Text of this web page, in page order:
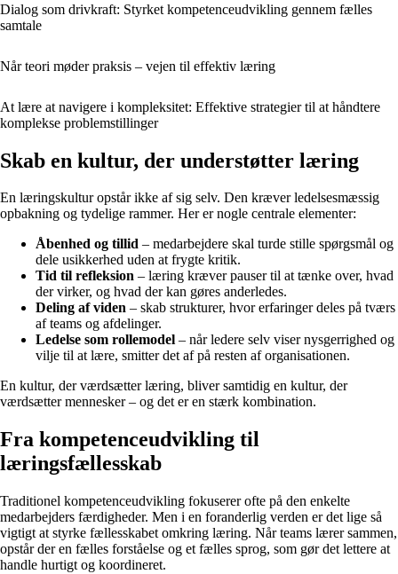
Dialog som drivkraft: Styrket kompetenceudvikling gennem fælles
samtale
Når teori møder praksis – vejen til effektiv læring
At lære at navigere i kompleksitet: Effektive strategier til at håndtere
komplekse problemstillinger
Skab en kultur, der understøtter læring
En læringskultur opstår ikke af sig selv. Den kræver ledelsesmæssig
opbakning og tydelige rammer. Her er nogle centrale elementer:
Åbenhed og tillid – medarbejdere skal turde stille spørgsmål og
dele usikkerhed uden at frygte kritik.
Tid til refleksion – læring kræver pauser til at tænke over, hvad
der virker, og hvad der kan gøres anderledes.
Deling af viden – skab strukturer, hvor erfaringer deles på tværs
af teams og afdelinger.
Ledelse som rollemodel – når ledere selv viser nysgerrighed og
vilje til at lære, smitter det af på resten af organisationen.
En kultur, der værdsætter læring, bliver samtidig en kultur, der
værdsætter mennesker – og det er en stærk kombination.
Fra kompetenceudvikling til
læringsfællesskab
Traditionel kompetenceudvikling fokuserer ofte på den enkelte
medarbejders færdigheder. Men i en foranderlig verden er det lige så
vigtigt at styrke fællesskabet omkring læring. Når teams lærer sammen,
opstår der en fælles forståelse og et fælles sprog, som gør det lettere at
handle hurtigt og koordineret.